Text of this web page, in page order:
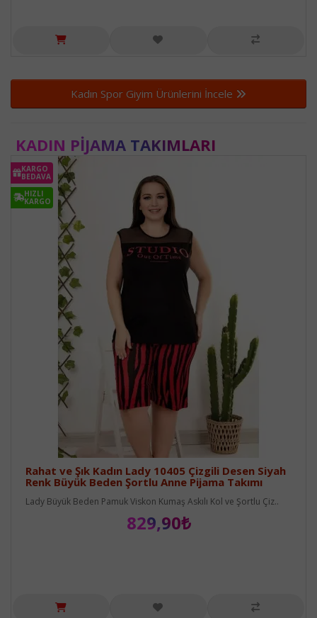
Kadın Spor Giyim Ürünlerini İncele
KADIN PIJAMA TAKIMLARI
KARGO
BEDAVA
HIZLI
KARGO
Rahat ve Şık Kadın Lady 10405 Çizgili Desen Siyah
Renk Büyük Beden Şortlu Anne Pijama Takımı
Lady Büyük Beden Pamuk Viskon Kumaş Askılı Kol ve Şortlu Çiz..
829,90₺